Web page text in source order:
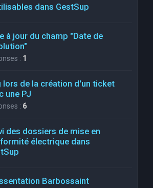
dans GestSup
à jour du champ "Date de
: 1
lors de la création d'un ticket
une PJ
: 6
des dossiers de mise en
électrique dans
Barbossaint